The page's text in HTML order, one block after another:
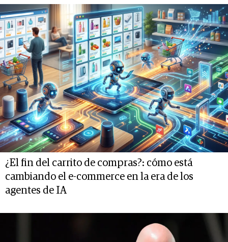
¿El fin del carrito de compras?: cómo está
cambiando el e-commerce en la era de los
agentes de IA